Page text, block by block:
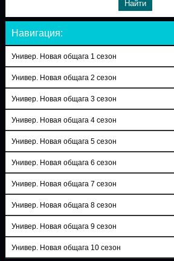
Навигация:
Универ. Новая общага 1 сезон
Универ. Новая общага 2 сезон
Универ. Новая общага 3 сезон
Универ. Новая общага 4 сезон
Универ. Новая общага 5 сезон
Универ. Новая общага 6 сезон
Универ. Новая общага 7 сезон
Универ. Новая общага 8 сезон
Универ. Новая общага 9 сезон
Универ. Новая общага 10 сезон